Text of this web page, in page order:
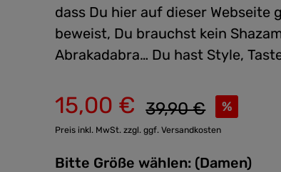
dass Du hier auf dieser Webseite
beweist, Du brauchst kein
Abrakadabra… Du hast Style,
Verkaufspreis:
15,00 € %
Regulärer Preis:
39,90 €
Preis inkl. MwSt. zzgl. ggf. Versandkosten
Bitte Größe wählen: (Damen)